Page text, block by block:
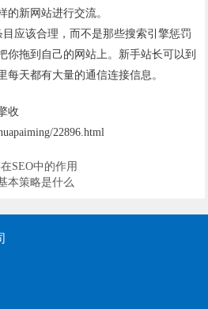
的新网站进行交流。
应该合理，而不是那些搜索引擎惩罚
你拖到自己的网站上。新手站长可以到
每天都有大量的通信连接信息。
收
22896.html
SEO中的作用
本策略是什么